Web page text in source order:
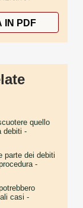
IN PDF
quello
debiti -
parte dei debiti
-
casi -